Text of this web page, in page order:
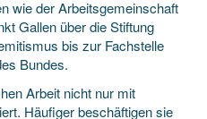
wie der Arbeitsgemeinschaft
Gallen über die Stiftung
bis zur Fachstelle
Bundes.
Arbeit nicht nur mit
Häufiger beschäftigen sie